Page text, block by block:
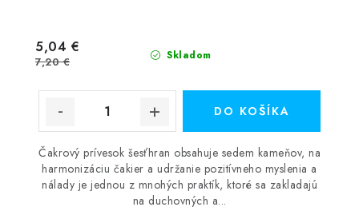
Skladom
5,04 €
7,20 €
DO KOŠÍKA
Čakrový prívesok šesťhran obsahuje sedem kameňov, na
harmonizáciu čakier a udržanie pozitívneho myslenia a
nálady je jednou z mnohých praktík, ktoré sa zakladajú
na duchovných a...